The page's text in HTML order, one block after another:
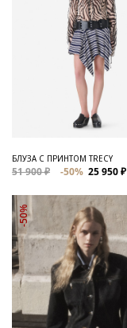
БЛУЗА С ПРИНТОМ TRECY
51 900 ₽ -50% 25 950 ₽
-50%